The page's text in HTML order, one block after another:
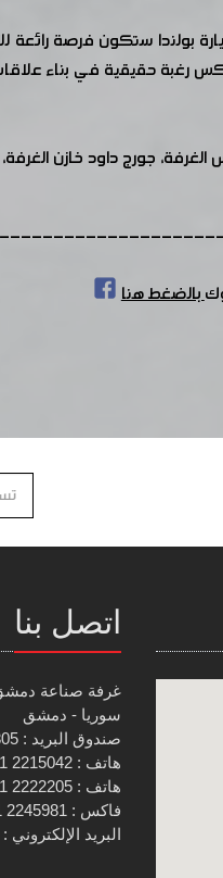
بولندا ستكون فرصة رائعة
رغبة حقيقية في بناء
الغرفة، جورج داود خازن
بالضغط هنا
اتصل بنا
غرفة صناعة
سوريا - دمشق
صندوق البريد : 1305
هاتف : 2215042 11 963+
هاتف : 2222205 11 963+
فاكس : 2245981 11 963+
البريد الإلكتروني :